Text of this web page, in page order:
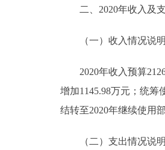
二、2020年收入及支
（一）收入情况说明
2020年收入预算
增加1145.98万元；统筹
结转至2020年继续使用
（二）支出情况说明